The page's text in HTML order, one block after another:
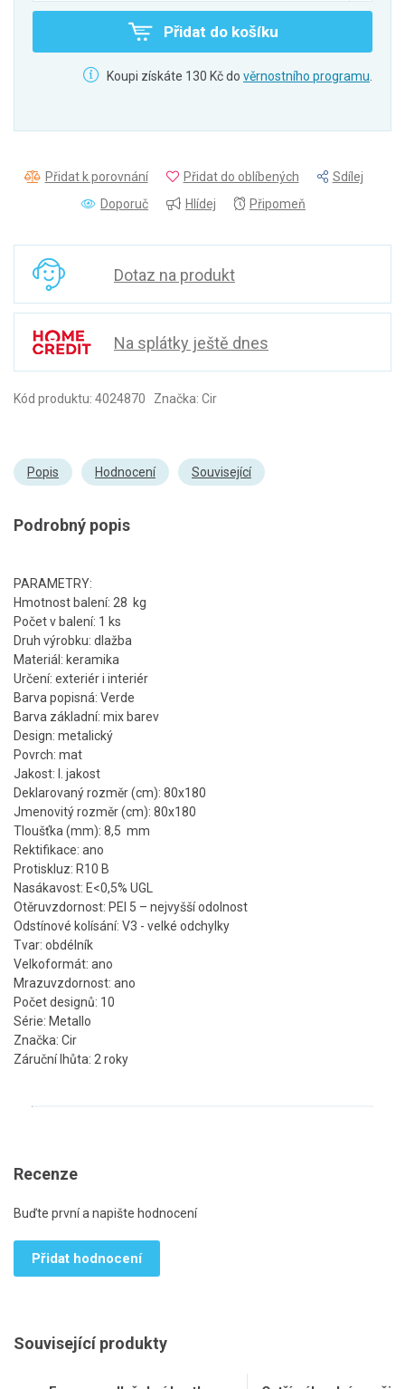
Přidat do košíku
Koupi získáte 130 Kč do věrnostního programu
Přidat k porovnání Přidat do oblíbených
Sdílej
Doporuč
Hlídej Připomeň
Dotaz na produkt
Na splátky ještě dnes
Kód produktu: 4024870 Značka: Cir
Popis Hodnocení Související
Podrobný popis
PARAMETRY:
Hmotnost balení: 28 kg
Počet v balení: 1 ks
Druh výrobku: dlažba
Materiál: keramika
Určení: exteriér i interiér
Barva popisná: Verde
Barva základní: mix barev
Design: metalický
Povrch: mat
Jakost: I. jakost
Deklarovaný rozměr (cm): 80x180
Jmenovitý rozměr (cm): 80x180
Tloušťka (mm): 8,5 mm
Rektifikace: ano
Protiskluz: R10 B
Nasákavost: E<0,5% UGL
Otěruvzdornost: PEI 5 – nejvyšší odolnost
Odstínové kolísání: V3 - velké odchylky
Tvar: obdélník
Velkoformát: ano
Mrazuvzdornost: ano
Počet designů: 10
Série: Metallo
Značka: Cir
Záruční lhůta: 2 roky
Recenze
Buďte první a napište hodnocení
Přidat hodnocení
Související produkty